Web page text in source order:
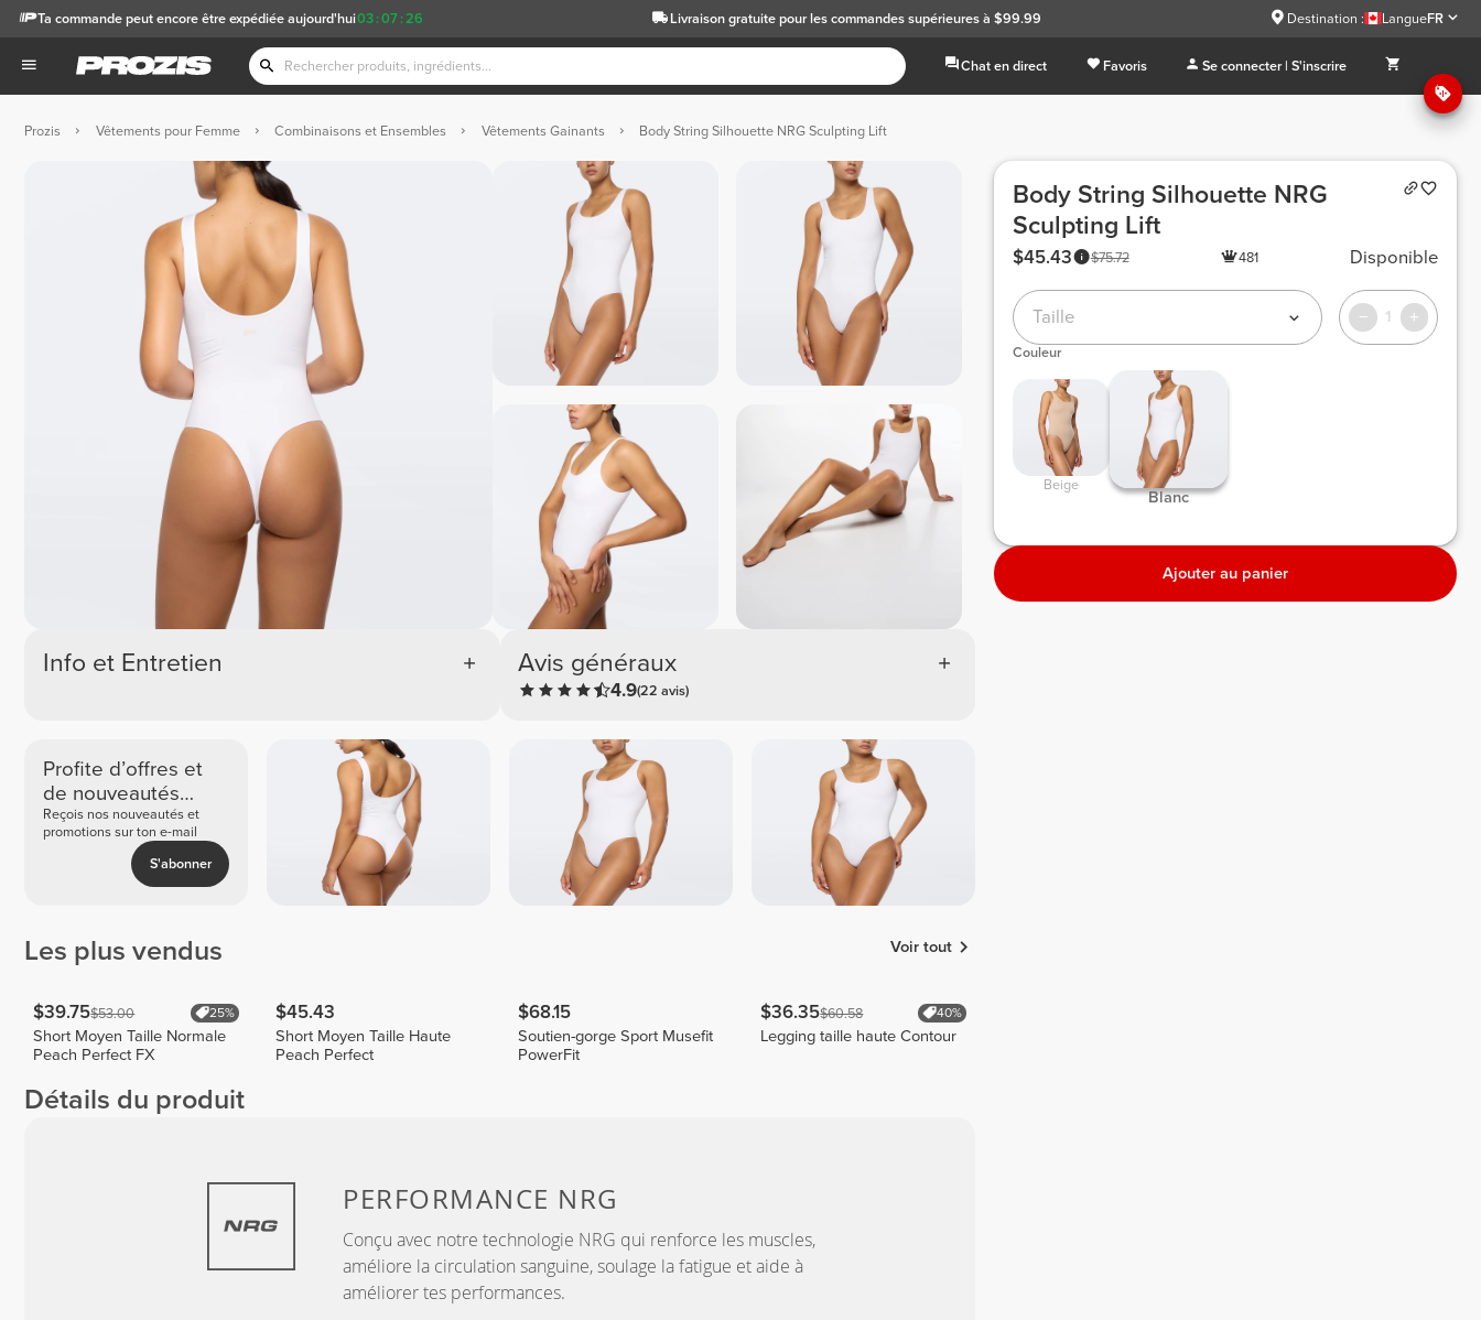
03 :07 :26
Ta commande peut encore être expédiée aujourd'hui Livraison gratuitepour les commandes supérieures à $99.99 Destination : LangueFR
Chat en direct Favoris Se connecter | S'inscrire
Prozis Vêtements pour Femme Combinaisons et Ensembles Vêtements Gainants Body String Silhouette NRG Sculpting Lift
Info et Entretien Avis généraux
4.9(22 avis)
Profite d’offres et
de nouveautés
exclusives
Reçois nos nouveautés et
promotions sur ton e-mail
S'abonner
Les plus vendus Voir tout
$39.75$53.00 25%
Short Moyen Taille Normale
Peach Perfect FX
$45.43
Short Moyen Taille Haute
Peach Perfect
$68.15
Soutien-gorge Sport Musefit
PowerFit
$36.35$60.58 40%
Legging taille haute Contour
Détails du produit
PERFORMANCE NRG
Conçu avec notre technologie NRG qui renforce les muscles,
améliore la circulation sanguine, soulage la fatigue et aide à
améliorer tes performances.
Body String Silhouette NRG
Sculpting Lift
$75.72
$45.43 481 Disponible
Taille 1
Couleur
Beige
Blanc
Ajouter au panier